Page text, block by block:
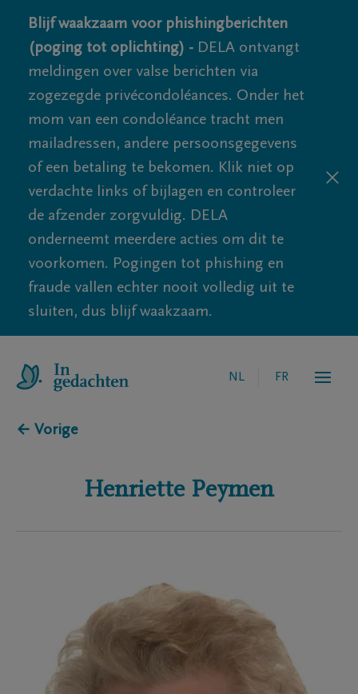
Blijf waakzaam voor phishingberichten
(poging tot oplichting) - DELA ontvangt
meldingen over valse berichten via
zogezegde privécondoléances. Onder het
mom van een condoléance tracht men
mailadressen, andere persoonsgegevens
of een betaling te bekomen. Klik niet op
verdachte links of bijlagen en controleer
de afzender zorgvuldig. DELA
onderneemt meerdere acties om dit te
voorkomen. Pogingen tot phishing en
fraude vallen echter nooit volledig uit te
sluiten, dus blijf waakzaam.
NL FR
← Vorige
Henriette Peymen